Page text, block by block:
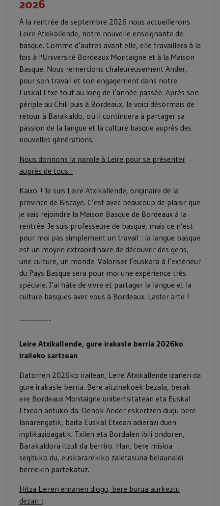
2026
À la rentrée de septembre 2026 nous accueillerons
Leire Atxikallende, notre nouvelle enseignante de
basque. Comme d’autres avant elle, elle travaillera à la
fois à l'Université Bordeaux Montaigne et à la Maison
Basque. Nous remercions chaleureusement Ander,
pour son travail et son engagement dans notre
Euskal Etxe tout au long de l’année passée. Après son
périple au Chili puis à Bordeaux, le voici désormais de
retour à Barakaldo, où il continuera à partager sa
passion de la langue et la culture basque auprès des
nouvelles générations.
Nous donnons la parole à Leire pour se présenter
auprès de tous :
Kaixo ! Je suis Leire Atxikallende, originaire de la
province de Biscaye. C’est avec beaucoup de plaisir que
je vais rejoindre la Maison Basque de Bordeaux à la
rentrée. Je suis professeure de basque, mais ce n’est
pour moi pas simplement un travail : la langue basque
est un moyen extraordinaire de découvrir des gens,
une culture, un monde. Valoriser l’euskara à l’extérieur
du Pays Basque sera pour moi une expérience très
spéciale. J’ai hâte de vivre et partager la langue et la
culture basques avec vous à Bordeaux. Laster arte !
-------------
Leire Atxikallende, gure irakasle berria 2026ko
iraileko sartzean
Datorren 2026ko irailean, Leire Atxikallende izanen da
gure irakasle berria. Bere aitzinekoek bezala, berak
ere Bordeaux Montaigne unibertsitatean eta Euskal
Etxean arituko da. Denok Ander eskertzen dugu bere
lanarengatik, baita Euskal Etxean adierazi duen
inplikazioagatik. Txilen eta Bordalen ibili ondoren,
Barakaldora itzuli da berriro. Han, bere misioa
segituko du, euskararekiko zaletasuna belaunaldi
berriekin partekatuz.
Hitza Leireri emanen diogu, bere burua aurkeztu
dezan :